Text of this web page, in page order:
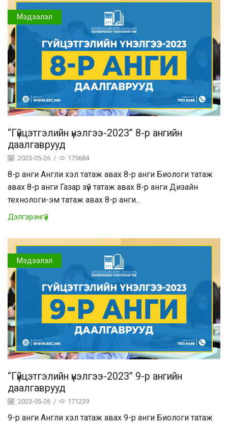
Мэдээлэл
“Гүйцэтгэлийн үнэлгээ-2023” 8-р ангийн
даалгаврууд
2023-05-26 / 175684
8-р анги Англи хэл татаж авах 8-р анги Биологи татаж
авах 8-р анги Газар зүй татаж авах 8-р анги Дизайн
технологи-эм татаж авах 8-р анги...
Дэлгэрэнгүй
Мэдээлэл
“Гүйцэтгэлийн үнэлгээ-2023” 9-р ангийн
даалгаврууд
2023-05-26 / 171239
9-р анги Англи хэл татаж авах 9-р анги Биологи татаж